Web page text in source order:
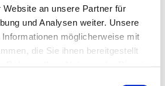
Website an unsere Partner für
und Analysen weiter. Unsere
möglicherweise mit
die Sie ihnen bereitgestellt